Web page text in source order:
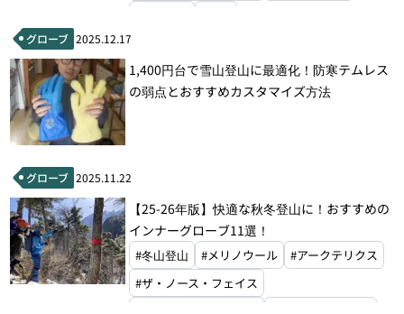
グローブ 2025.12.17
1,400円台で雪山登山に最適化！防寒テムレス
の弱点とおすすめカスタマイズ方法
グローブ 2025.11.22
【25-26年版】快適な秋冬登山に！おすすめの
インナーグローブ11選！
#冬山登山 #メリノウール
#アークテリクス
#ザ・ノース・フェイス